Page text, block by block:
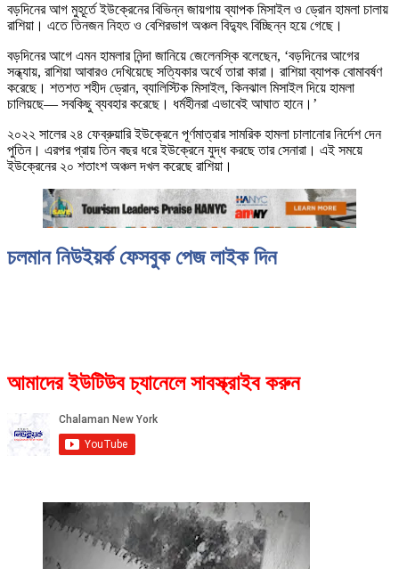
বড়দিনের আগ মুহূর্তে ইউক্রেনের বিভিন্ন জায়গায় ব্যাপক মিসাইল ও ড্রোন হামলা চালায়
রাশিয়া। এতে তিনজন নিহত ও বেশিরভাগ অঞ্চল বিদ্যুৎ বিচ্ছিন্ন হয়ে গেছে।
বড়দিনের আগে এমন হামলার নিন্দা জানিয়ে জেলেনস্কি বলেছেন, ‘বড়দিনের আগের
সন্ধ্যায়, রাশিয়া আবারও দেখিয়েছে সত্যিকার অর্থে তারা কারা। রাশিয়া ব্যাপক বোমাবর্ষণ
করেছে। শতশত শহীদ ড্রোন, ব্যালিস্টিক মিসাইল, কিনঝাল মিসাইল দিয়ে হামলা
চালিয়ছে— সবকিছু ব্যবহার করেছে। ধর্মহীনরা এভাবেই আঘাত হানে।’
২০২২ সালের ২৪ ফেব্রুয়ারি ইউক্রেনে পূর্ণমাত্রার সামরিক হামলা চালানোর নির্দেশ দেন
পুতিন। এরপর প্রায় তিন বছর ধরে ইউক্রেনে যুদ্ধ করছে তার সেনারা। এই সময়ে
ইউক্রেনের ২০ শতাংশ অঞ্চল দখল করেছে রাশিয়া।
চলমান নিউইয়র্ক ফেসবুক পেজ লাইক দিন
আমাদের ইউটিউব চ্যানেলে সাবস্ক্রাইব করুন